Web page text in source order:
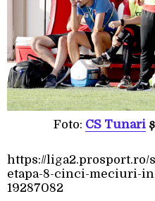
Foto: CS Tunari
https://
etapa-8-cinci-meciuri-
19287082